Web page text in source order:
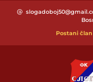
Postani član